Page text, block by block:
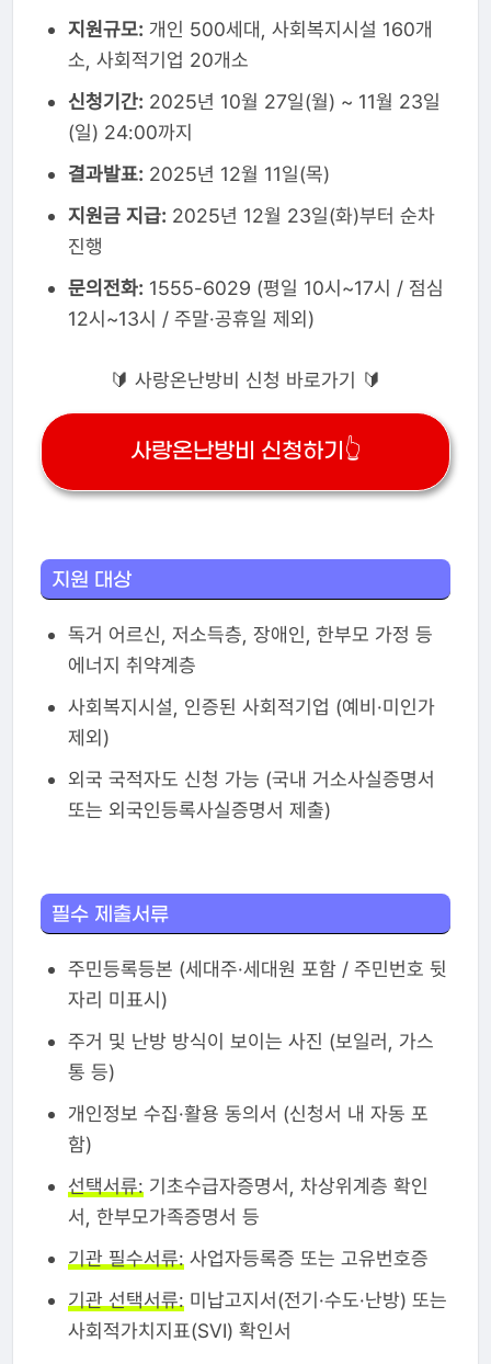
지원규모: 개인 500세대, 사회복지시설 160개
소, 사회적기업 20개소
신청기간: 2025년 10월 27일(월) ~ 11월 23일
(일) 24:00까지
결과발표: 2025년 12월 11일(목)
지원금 지급: 2025년 12월 23일(화)부터 순차
진행
문의전화: 1555-6029 (평일 10시~17시 / 점심
12시~13시 / 주말·공휴일 제외)
🔰 사랑온난방비 신청 바로가기 🔰
사랑온난방비 신청하기👆
지원 대상
독거 어르신, 저소득층, 장애인, 한부모 가정 등
에너지 취약계층
사회복지시설, 인증된 사회적기업 (예비·미인가
제외)
외국 국적자도 신청 가능 (국내 거소사실증명서
또는 외국인등록사실증명서 제출)
필수 제출서류
주민등록등본 (세대주·세대원 포함 / 주민번호 뒷
자리 미표시)
주거 및 난방 방식이 보이는 사진 (보일러, 가스
통 등)
개인정보 수집·활용 동의서 (신청서 내 자동 포
함)
선택서류: 기초수급자증명서, 차상위계층 확인
서, 한부모가족증명서 등
기관 필수서류: 사업자등록증 또는 고유번호증
기관 선택서류: 미납고지서(전기·수도·난방) 또는
사회적가치지표(SVI) 확인서